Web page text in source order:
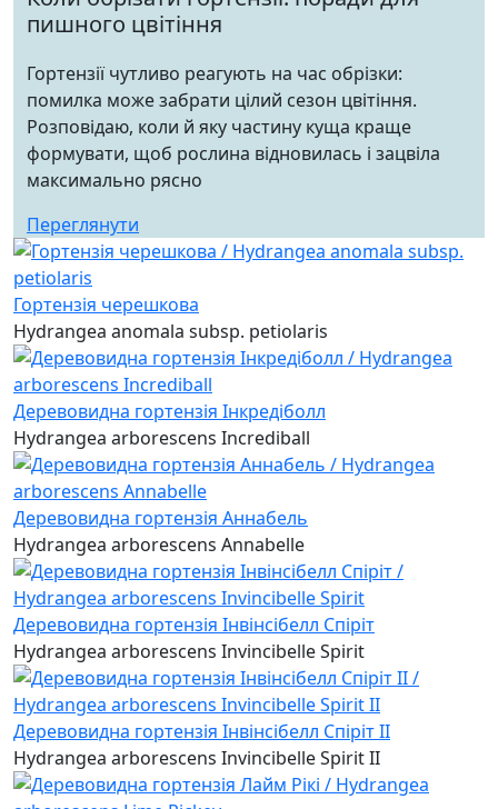
пишного цвітіння
Гортензії чутливо реагують на час обрізки:
помилка може забрати цілий сезон цвітіння.
Розповідаю, коли й яку частину куща краще
формувати, щоб рослина відновилась і зацвіла
максимально рясно
Переглянути
Гортензія черешкова
Hydrangea anomala subsp. petiolaris
Деревовидна гортензія Інкредіболл
Hydrangea arborescens Incrediball
Деревовидна гортензія Аннабель
Hydrangea arborescens Annabelle
Деревовидна гортензія Інвінсібелл Спіріт
Hydrangea arborescens Invincibelle Spirit
Деревовидна гортензія Інвінсібелл Спіріт II
Hydrangea arborescens Invincibelle Spirit II